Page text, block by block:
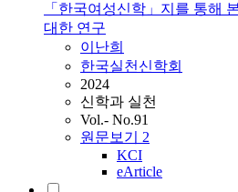
「한국여성신학」지를 통해
대한 연구
이난희
한국실천신학회
2024
신학과 실천
Vol.- No.91
원문보기 2
KCI
eArticle